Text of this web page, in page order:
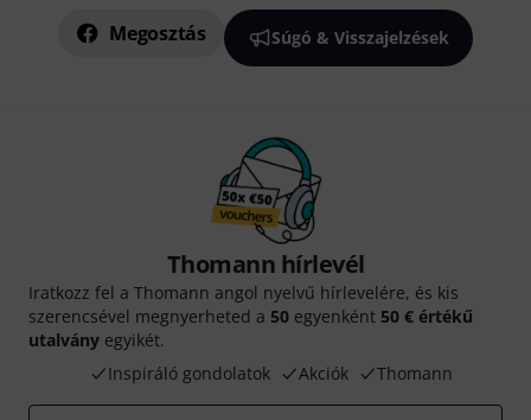
Megosztás Súgó & Visszajelzések
Thomann hírlevél
Iratkozz fel a Thomann angol nyelvű hírlevelére, és kis
szerencsével megnyerheted a 50 egyenként 50 € értékű
utalvány egyikét.
Inspiráló gondolatok
Akciók Thomann